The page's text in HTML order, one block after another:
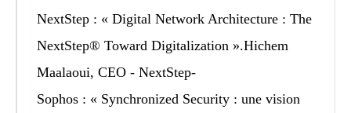
NextStep : « Digital Network Architecture : The
NextStep® Toward Digitalization ».Hichem
Maalaoui, CEO - NextStep-
Sophos : « Synchronized Security : une vision